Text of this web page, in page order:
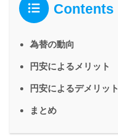
Contents
為替の動向
円安によるメリット
円安によるデメリット
まとめ